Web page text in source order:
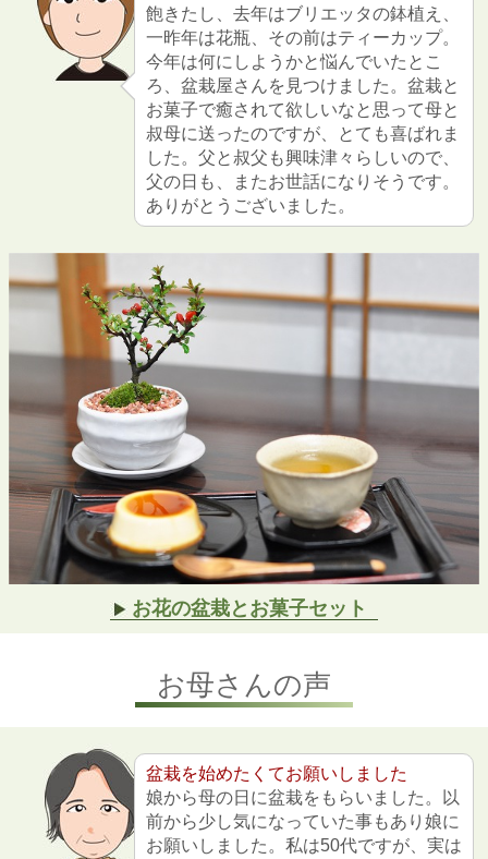
飽きたし、去年はブリエッタの鉢植え、
一昨年は花瓶、その前はティーカップ。
今年は何にしようかと悩んでいたとこ
ろ、盆栽屋さんを見つけました。盆栽と
お菓子で癒されて欲しいなと思って母と
叔母に送ったのですが、とても喜ばれま
した。父と叔父も興味津々らしいので、
父の日も、またお世話になりそうです。
ありがとうございました。
お花の盆栽とお菓子セット
お母さんの声
盆栽を始めたくてお願いしました
娘から母の日に盆栽をもらいました。以
前から少し気になっていた事もあり娘に
お願いしました。私は50代ですが、実は